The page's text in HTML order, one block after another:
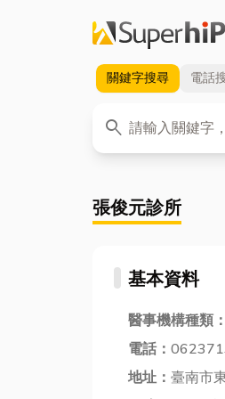
關鍵字搜尋 電話
search
關鍵字
張俊元診所
基本資料
醫事機構種類：
電話：
地址： 臺南市